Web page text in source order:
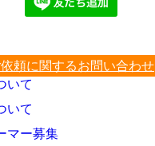
依頼に関するお問い合わせ
いて
いて
マー募集